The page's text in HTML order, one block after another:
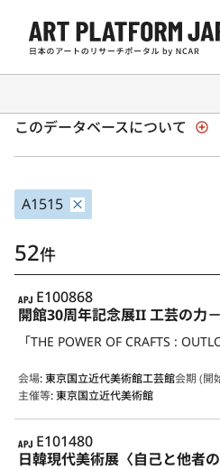
日本の現代アート展
このデータベースについて
A1515
52件
APJ
E100868
開館30周年記念展II 工芸の力
会場:東京国立近代美術館工芸館会期 (開
主催等:東京国立近代美術館
APJ
E101480
日韓現代美術展〈自己と他者の